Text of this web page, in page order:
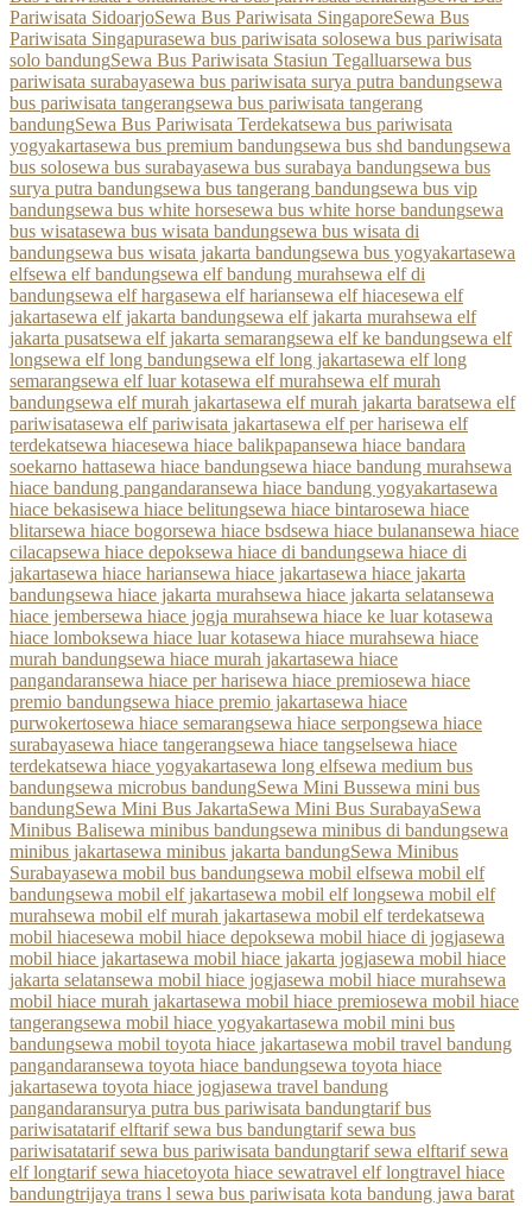
Pariwisata SidoarjoSewa Bus Pariwisata SingaporeSewa Bus
Pariwisata Singapurasewa bus pariwisata solosewa bus pariwisata
solo bandungSewa Bus Pariwisata Stasiun Tegalluarsewa bus
pariwisata surabayasewa bus pariwisata surya putra bandungsewa
bus pariwisata tangerangsewa bus pariwisata tangerang
bandungSewa Bus Pariwisata Terdekatsewa bus pariwisata
yogyakartasewa bus premium bandungsewa bus shd bandungsewa
bus solosewa bus surabayasewa bus surabaya bandungsewa bus
surya putra bandungsewa bus tangerang bandungsewa bus vip
bandungsewa bus white horsesewa bus white horse bandungsewa
bus wisatasewa bus wisata bandungsewa bus wisata di
bandungsewa bus wisata jakarta bandungsewa bus yogyakartasewa
elfsewa elf bandungsewa elf bandung murahsewa elf di
bandungsewa elf hargasewa elf hariansewa elf hiacesewa elf
jakartasewa elf jakarta bandungsewa elf jakarta murahsewa elf
jakarta pusatsewa elf jakarta semarangsewa elf ke bandungsewa elf
longsewa elf long bandungsewa elf long jakartasewa elf long
semarangsewa elf luar kotasewa elf murahsewa elf murah
bandungsewa elf murah jakartasewa elf murah jakarta baratsewa elf
pariwisatasewa elf pariwisata jakartasewa elf per harisewa elf
terdekatsewa hiacesewa hiace balikpapansewa hiace bandara
soekarno hattasewa hiace bandungsewa hiace bandung murahsewa
hiace bandung pangandaransewa hiace bandung yogyakartasewa
hiace bekasisewa hiace belitungsewa hiace bintarosewa hiace
blitarsewa hiace bogorsewa hiace bsdsewa hiace bulanansewa hiace
cilacapsewa hiace depoksewa hiace di bandungsewa hiace di
jakartasewa hiace hariansewa hiace jakartasewa hiace jakarta
bandungsewa hiace jakarta murahsewa hiace jakarta selatansewa
hiace jembersewa hiace jogja murahsewa hiace ke luar kotasewa
hiace lomboksewa hiace luar kotasewa hiace murahsewa hiace
murah bandungsewa hiace murah jakartasewa hiace
pangandaransewa hiace per harisewa hiace premiosewa hiace
premio bandungsewa hiace premio jakartasewa hiace
purwokertosewa hiace semarangsewa hiace serpongsewa hiace
surabayasewa hiace tangerangsewa hiace tangselsewa hiace
terdekatsewa hiace yogyakartasewa long elfsewa medium bus
bandungsewa microbus bandungSewa Mini Bussewa mini bus
bandungSewa Mini Bus JakartaSewa Mini Bus SurabayaSewa
Minibus Balisewa minibus bandungsewa minibus di bandungsewa
minibus jakartasewa minibus jakarta bandungSewa Minibus
Surabayasewa mobil bus bandungsewa mobil elfsewa mobil elf
bandungsewa mobil elf jakartasewa mobil elf longsewa mobil elf
murahsewa mobil elf murah jakartasewa mobil elf terdekatsewa
mobil hiacesewa mobil hiace depoksewa mobil hiace di jogjasewa
mobil hiace jakartasewa mobil hiace jakarta jogjasewa mobil hiace
jakarta selatansewa mobil hiace jogjasewa mobil hiace murahsewa
mobil hiace murah jakartasewa mobil hiace premiosewa mobil hiace
tangerangsewa mobil hiace yogyakartasewa mobil mini bus
bandungsewa mobil toyota hiace jakartasewa mobil travel bandung
pangandaransewa toyota hiace bandungsewa toyota hiace
jakartasewa toyota hiace jogjasewa travel bandung
pangandaransurya putra bus pariwisata bandungtarif bus
pariwisatatarif elftarif sewa bus bandungtarif sewa bus
pariwisatatarif sewa bus pariwisata bandungtarif sewa elftarif sewa
elf longtarif sewa hiacetoyota hiace sewatravel elf longtravel hiace
bandungtrijaya trans l sewa bus pariwisata kota bandung jawa barat